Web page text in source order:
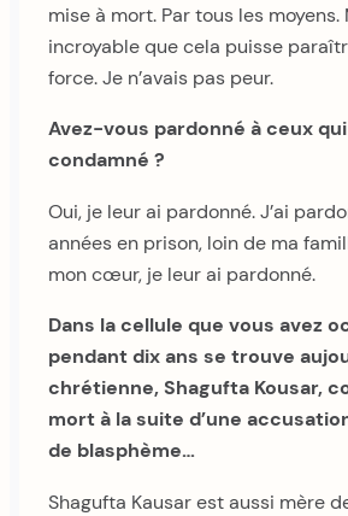
mise à mort. Par tous les moyens.
incroyable que cela puisse
force. Je n’avais pas peur.
Avez-vous pardonné à ceux
condamné ?
Oui, je leur ai pardonné. J’ai
années en prison, loin de ma
mon cœur, je leur ai pardonné.
Dans la cellule que vous avez
pendant dix ans se trouve
chrétienne, Shagufta Kousar,
mort à la suite d’une
de blasphème…
Shagufta Kausar est aussi mère